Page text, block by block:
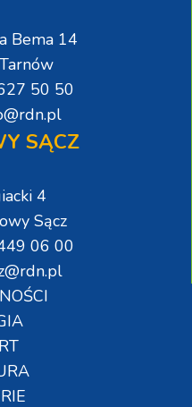
Bema 14
50 50
SĄCZ
4
Sącz
06 00